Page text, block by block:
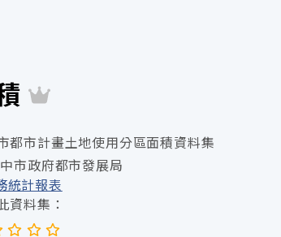
都市計畫土地使用分區面積資料集
市政府都市發展局
統計報表
資料集：